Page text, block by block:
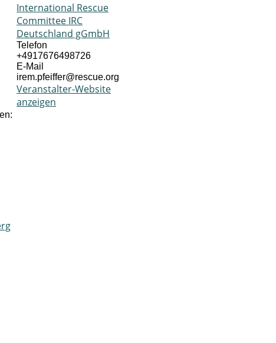
International Rescue
Committee IRC
Deutschland gGmbH
Telefon
+4917676498726
E-Mail
irem.pfeiffer@rescue.org
Veranstalter-Website
anzeigen